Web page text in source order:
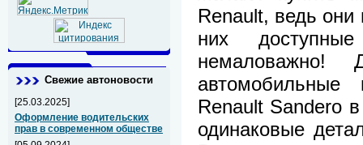
Свежие автоновости
[25.03.2025]
Оформление водительских
прав в современном обществе
Renault, ведь они
них
немаловажно!
Renault Sandero
одинаковые